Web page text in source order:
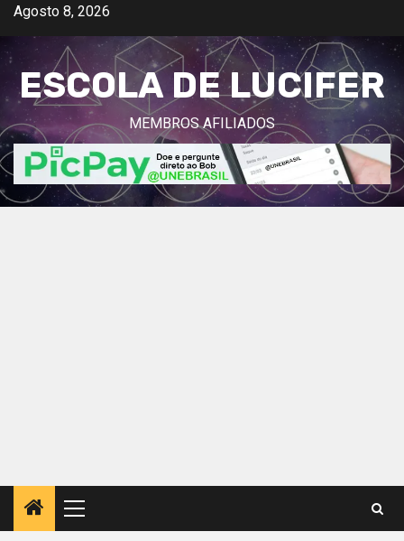
Avançar
o
conteúdo
Agosto 8, 2026
ESCOLA DE LUCIFER
MEMBROS AFILIADOS
Menu
principal